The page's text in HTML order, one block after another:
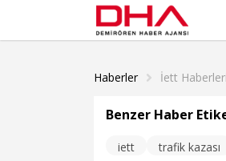
Haberler
İett Haberleri
Benzer Haber
iett
trafik kazası